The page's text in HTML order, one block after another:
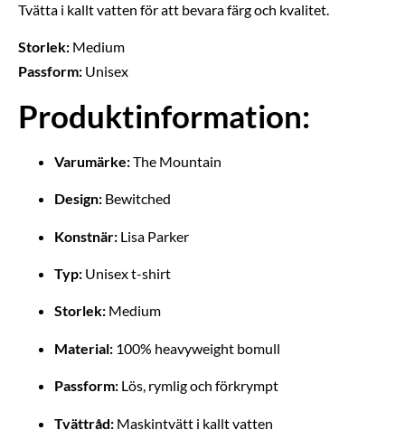
Tvätta i kallt vatten för att bevara färg och kvalitet.
Storlek: Medium
Passform: Unisex
Produktinformation:
Varumärke:The Mountain
Design: Bewitched
Konstnär: Lisa Parker
Typ: Unisex t-shirt
Storlek: Medium
Material: 100% heavyweight bomull
Passform: Lös, rymlig och förkrympt
Tvättråd: Maskintvätt i kallt vatten